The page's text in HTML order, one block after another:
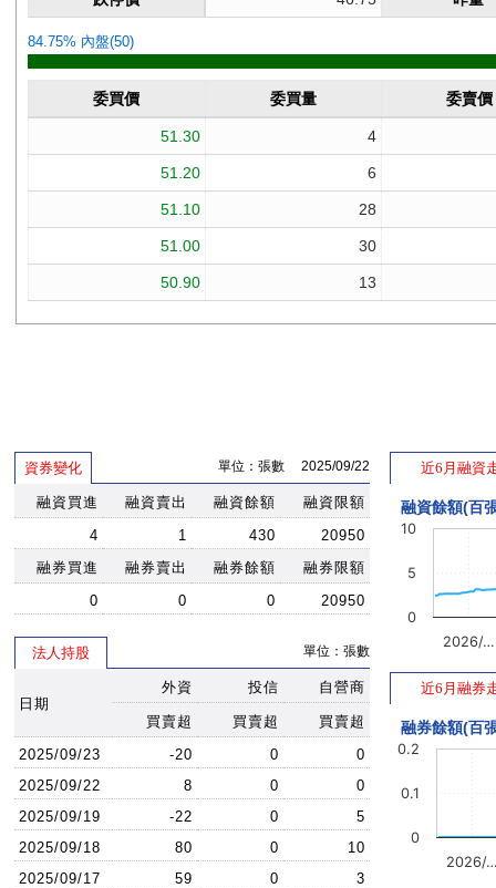
資券變化 單位：張數 2025/09/22
融資買進 融資賣出 融資餘額
融資限額
4
1 430
20950
融券買進
融券賣出 融券餘額
融券限額
0
0 0 20950
法人持股 單位：張數
日期
外資 投信 自營商
買賣超 買賣超
買賣超
2025/09/23
-20 0
0
2025/09/22
8 0
0
2025/09/19
-22 0
5
2025/09/18
80 0
10
2025/09/17
59 0 3
近6月融資
融資餘額(百
2026/…
0
5
10
近6月融券
融券餘額(百
2026/
0
0.1
0.2